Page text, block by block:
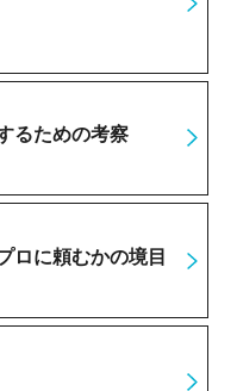
るための考察
ロに頼むかの境目